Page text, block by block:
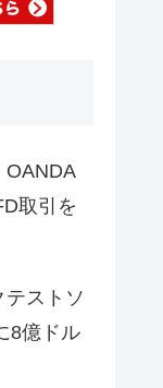
OANDA
取引を
テストソ
8億ドル